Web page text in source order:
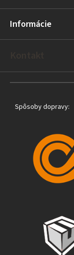
ä
i
Informácie
Spôsoby dopravy: